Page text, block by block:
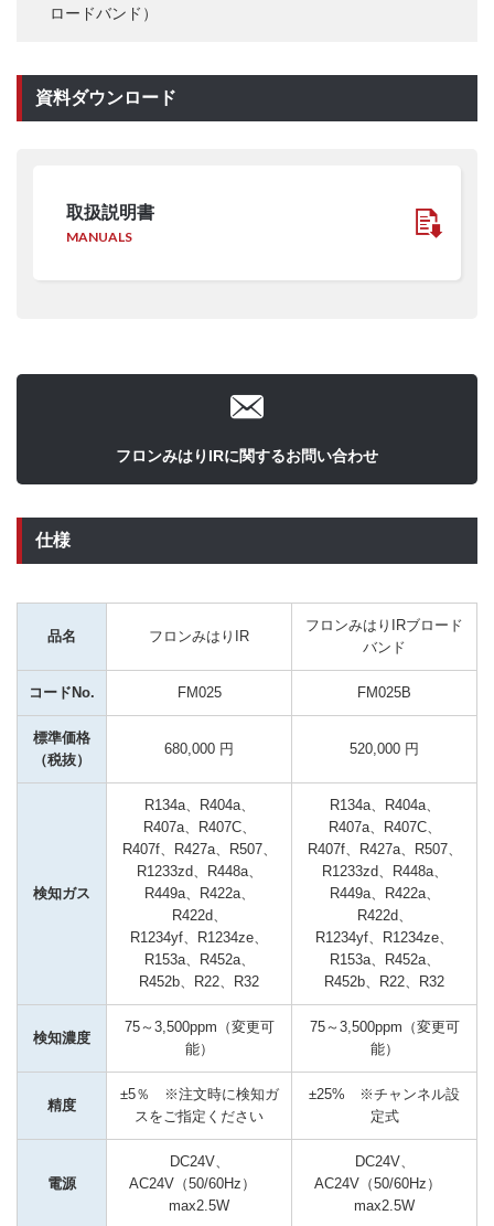
ロードバンド）
資料ダウンロード
取扱説明書
MANUALS
フロンみはりIRに関するお問い合わせ
仕様
品名 フロンみはりIR
フロンみはりIRブロード
バンド
コードNo. FM025 FM025B
標準価格
（税抜）
680,000 円 520,000 円
検知ガス
R134a、R404a、
R407a、R407C、
R407f、R427a、R507、
R1233zd、R448a、
R449a、R422a、
R422d、
R1234yf、R1234ze、
R153a、R452a、
R452b、R22、R32
R134a、R404a、
R407a、R407C、
R407f、R427a、R507、
R1233zd、R448a、
R449a、R422a、
R422d、
R1234yf、R1234ze、
R153a、R452a、
R452b、R22、R32
検知濃度
75～3,500ppm（変更可
能）
75～3,500ppm（変更可
能）
精度
±5％　※注文時に検知ガ
スをご指定ください
±25%　※チャンネル設
定式
電源
DC24V、
AC24V（50/60Hz）
max2.5W
DC24V、
AC24V（50/60Hz）
max2.5W